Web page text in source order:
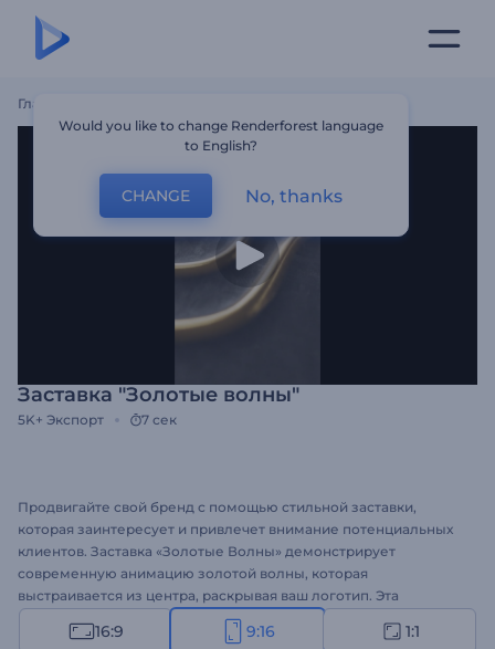
Главная
Заставка "Золотые волны"
5K+ Экспорт 7 сек
Продвигайте свой бренд с помощью стильной заставки,
которая заинтересует и привлечет внимание потенциальных
клиентов. Заставка «Золотые Волны» демонстрирует
современную анимацию золотой волны, которая
выстраивается из центра, раскрывая ваш логотип. Эта
современная заставка, с тонким сочетанием черных и золотых
волн обязательно сделает любой коммерческий проект
16:9 9:16 1:1
Would you like to change Renderforest language
to English?
CHANGE No, thanks